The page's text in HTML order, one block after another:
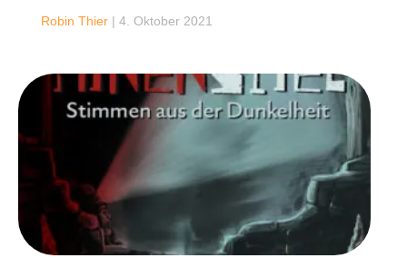
Robin Thier | 4. Oktober 2021